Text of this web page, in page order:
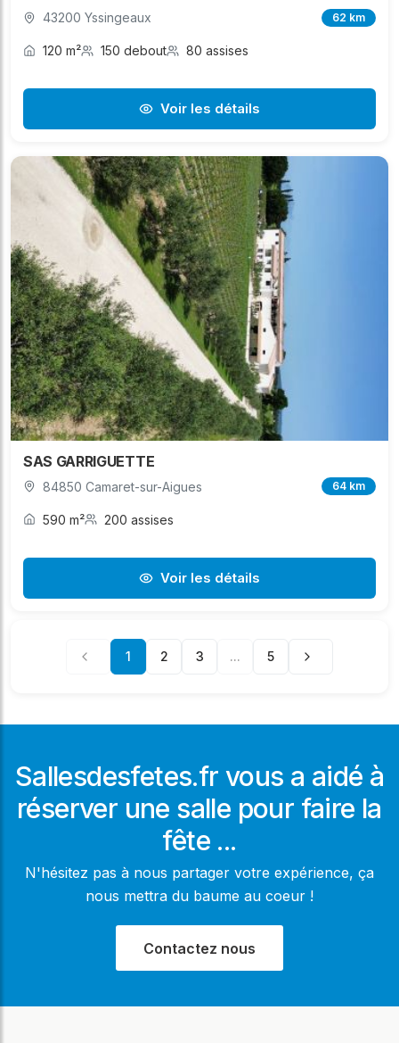
43200 Yssingeaux 62 km
120 m² 150 debout 80 assises
Voir les détails
SAS GARRIGUETTE
84850 Camaret-sur-Aigues 64 km
590 m² 200 assises
Voir les détails
1 2 3 ... 5
Sallesdesfetes.fr vous a aidé à
réserver une salle pour faire la
fête ...
N'hésitez pas à nous partager votre expérience, ça
nous mettra du baume au coeur !
Contactez nous